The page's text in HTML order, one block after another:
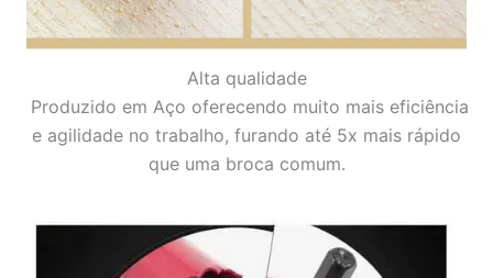
Alta qualidade
Produzido em Aço oferecendo muito mais eficiência
e agilidade no trabalho, furando até 5x mais rápido
que uma broca comum.